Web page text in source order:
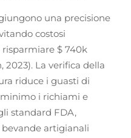
una precisione
costosi
$ 740k
La verifica della
riduce i guasti di
i richiami e
standard FDA,
artigianali